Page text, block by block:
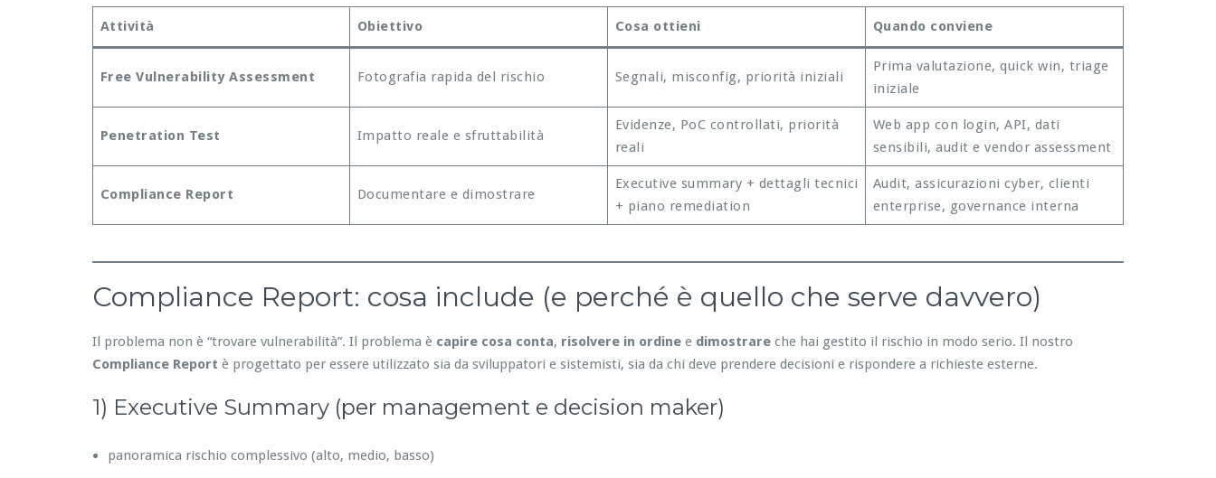
Attività Obiettivo Cosa ottieni Quando conviene
Free Vulnerability Assessment Fotografia rapida del rischio Segnali, misconfig, priorità iniziali
Prima valutazione, quick win, triage
iniziale
Penetration Test Impatto reale e sfruttabilità
Evidenze, PoC controllati, priorità
reali
Web app con login, API, dati
sensibili, audit e vendor assessment
Compliance Report Documentare e dimostrare
Executive summary + dettagli tecnici
+ piano remediation
Audit, assicurazioni cyber, clienti
enterprise, governance interna
Compliance Report: cosa include (e perché è quello che serve davvero)
Il problema non è “trovare vulnerabilità”. Il problema è capire cosa conta, risolvere in ordine e dimostrare che hai gestito il rischio in modo serio. Il nostro
Compliance Report è progettato per essere utilizzato sia da sviluppatori e sistemisti, sia da chi deve prendere decisioni e rispondere a richieste esterne.
1) Executive Summary (per management e decision maker)
panoramica rischio complessivo (alto, medio, basso)